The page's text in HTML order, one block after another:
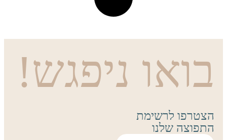
בואו ניפגש!
הצטרפו לרשימת
התפוצה שלנו